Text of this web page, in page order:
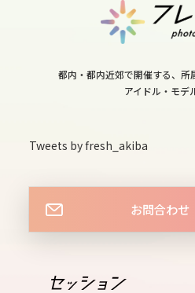
12
13
14
都内・都内近郊で開催する、所
アイドル・モデ
Tweets by fresh_akiba
お問合わせ